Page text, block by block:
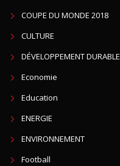
COUPE DU MONDE 2018
CULTURE
DÉVELOPPEMENT DURABLE
Economie
Education
ENERGIE
ENVIRONNEMENT
Football